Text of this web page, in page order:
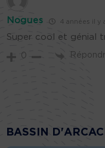
Nogues 4 années il y
Super cool et génial
0
BASSIN